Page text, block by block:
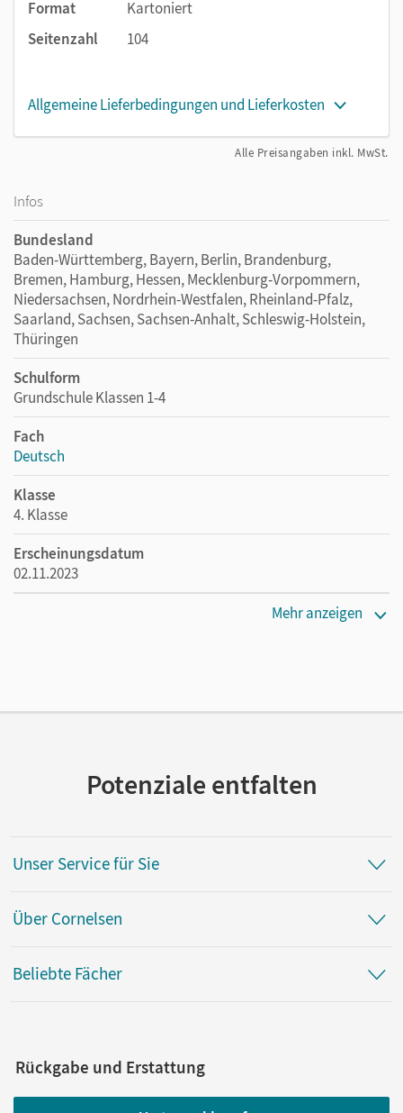
In der Mitte des Heftes sind die
man schnell schauen kann, ob alles richtig war.
Schulevor.
Format
Kartoniert
Seitenzahl
104
Allgemeine Lieferbedingungen und Lieferkosten
Alle Preisangaben inkl. MwSt.
Infos
Bundesland
Baden-Württemberg, Bayern, Berlin, Brandenburg,
Bremen, Hamburg, Hessen, Mecklenburg-Vorpommern,
Niedersachsen, Nordrhein-Westfalen, Rheinland-Pfalz,
Saarland, Sachsen, Sachsen-Anhalt, Schleswig-Holstein,
Thüringen
Schulform
Grundschule Klassen 1-4
Fach
Deutsch
Klasse
4. Klasse
Erscheinungsdatum
02.11.2023
Mehr anzeigen
Potenziale entfalten
Unser Service für Sie
Über Cornelsen
Beliebte Fächer
Rückgabe und Erstattung